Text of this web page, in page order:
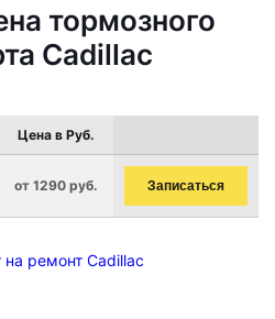
тормозного
Cadillac
Цена в Руб.
от 1290 руб. Записаться
ремонт Cadillac